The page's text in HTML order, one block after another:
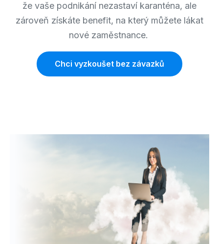
že vaše podnikání nezastaví karanténa, ale
zároveň získáte benefit, na který můžete lákat
nové zaměstnance.
Chci vyzkoušet bez závazků